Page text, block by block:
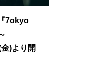
7okyo
)より開